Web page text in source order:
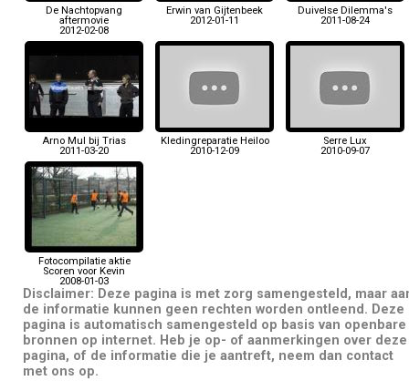
De Nachtopvang
aftermovie
2012-02-08
Erwin van Gijtenbeek
2012-01-11
Duivelse Dilemma's
2011-08-24
Arno Mul bij Trias
2011-03-20
Kledingreparatie Heiloo
2010-12-09
Serre Lux
2010-09-07
Fotocompilatie aktie
Scoren voor Kevin
2008-01-03
Disclaimer: Deze pagina is met zorg samengesteld, maar
de informatie kunnen geen rechten worden ontleend. Deze
pagina is automatisch samengesteld op basis van openbare
bronnen op internet. Heb je op- of aanmerkingen over deze
pagina, of de informatie die je aantreft, neem dan contact
met ons op.